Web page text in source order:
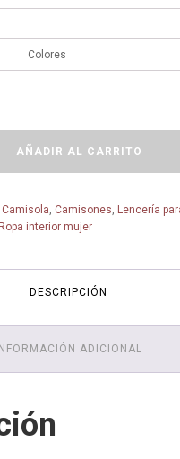
Colores
AÑADIR AL CARRITO
Camisola, Camisones, Lencería
Ropa interior mujer
DESCRIPCIÓN
INFORMACIÓN ADICIONAL